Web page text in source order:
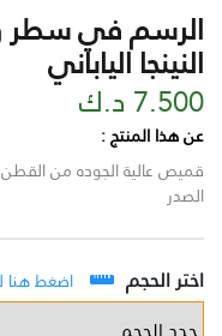
الرسم في سطر
النينجا الياباني
7.500 د.ك
عن هذا المنتج :
الصدر
اختر الحجم اضغط هنا